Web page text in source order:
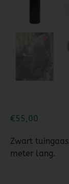
€55,00
Zwart
meter lang.